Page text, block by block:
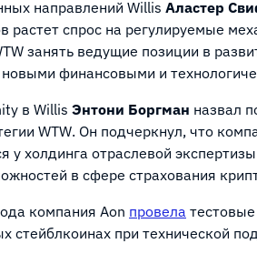
направлений Willis Аластер
растет спрос на регулируемые
занять ведущие позиции в
финансовыми и
в Willis Энтони Боргман назвал
WTW. Он подчеркнул, что
холдинга отраслевой
в сфере страхования
компания Aon провела
стейблкоинах при технической